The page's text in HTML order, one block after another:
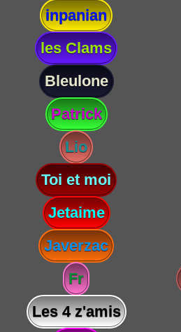
inpanian
les Clams
Bleulone
Patrick
Lio
Toi et moi
Jetaime
Javerzac
Fr
Les 4 z'amis